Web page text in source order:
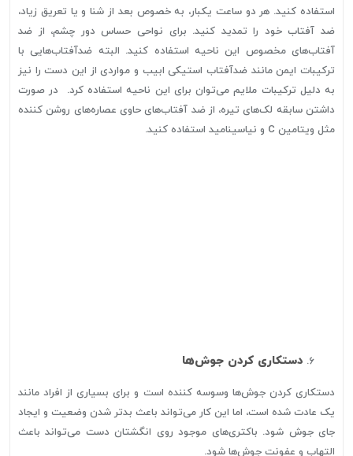
استفاده کنید. هر دو ساعت یکبار، به خصوص بعد از شنا و یا تعریق زیاد،
ضد آفتاب خود را تمدید کنید. برای نواحی حساس دور چشم، از ضد
آفتاب‌های مخصوص این ناحیه استفاده کنید. البته ضدآفتاب‌هایی با
ترکیبات ایمن مانند ضدآفتاب استیکی ابیب و مواردی از این دست را نیز
به دلیل ترکیبات ملایم می‌توان برای این ناحیه استفاده کرد. در صورت
داشتن سابقه لک‌های تیره، از ضد آفتاب‌های حاوی عصاره‌های روشن کننده
مثل ویتامین C و نیاسینامید استفاده کنید.
دستکاری کردن جوش‌ها
دستکاری کردن جوش‌ها وسوسه کننده است و برای بسیاری از افراد مانند
یک عادت شده است، اما این کار می‌تواند باعث بدتر شدن وضعیت و ایجاد
جای جوش شود. باکتری‌های موجود روی انگشتان دست می‌تواند باعث
التهاب و عفونت جوش‌ها شود.